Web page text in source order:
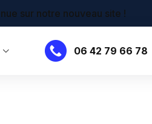
06 42 79 66 78